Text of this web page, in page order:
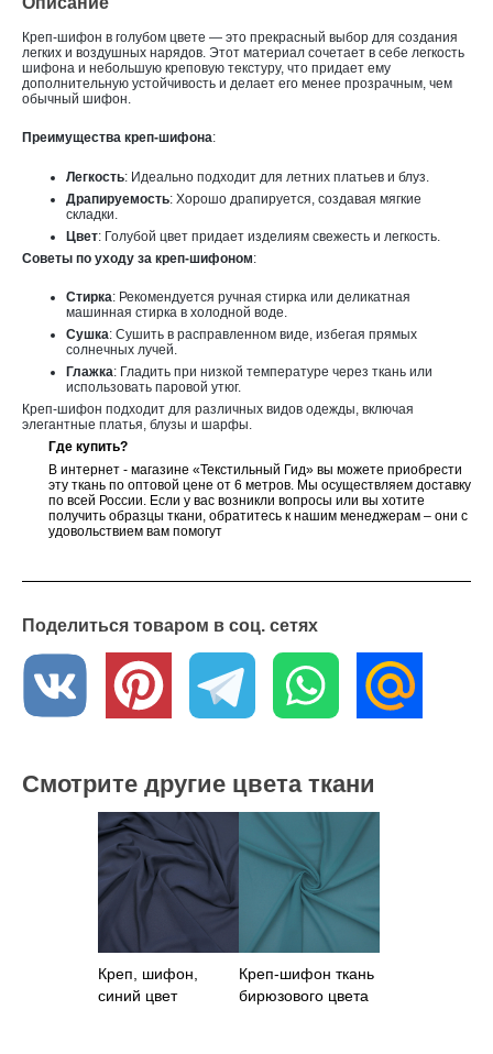
Креп-шифон в голубом цвете — это прекрасный выбор для создания
легких и воздушных нарядов. Этот материал сочетает в себе легкость
шифона и небольшую креповую текстуру, что придает ему
дополнительную устойчивость и делает его менее прозрачным, чем
обычный шифон.
Преимущества креп-шифона:
Легкость: Идеально подходит для летних платьев и блуз.
Драпируемость: Хорошо драпируется, создавая мягкие
складки.
Цвет: Голубой цвет придает изделиям свежесть и легкость.
Советы по уходу за креп-шифоном:
Стирка: Рекомендуется ручная стирка или деликатная
машинная стирка в холодной воде.
Сушка: Сушить в расправленном виде, избегая прямых
солнечных лучей.
Глажка: Гладить при низкой температуре через ткань или
использовать паровой утюг.
Креп-шифон подходит для различных видов одежды, включая
элегантные платья, блузы и шарфы.
Где купить?
В интернет - магазине «Текстильный Гид» вы можете приобрести
эту ткань по оптовой цене от 6 метров. Мы осуществляем доставку
по всей России. Если у вас возникли вопросы или вы хотите
получить образцы ткани, обратитесь к нашим менеджерам – они с
удовольствием вам помогут
Поделиться товаром в соц. сетях
Смотрите другие цвета ткани
Креп, шифон,
синий цвет
Креп-шифон ткань
бирюзового цвета